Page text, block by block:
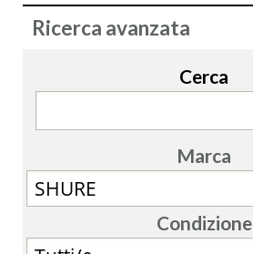
MUSICOTERAPIA
Ricerca avanzata
Cerca
Marca
Condizione